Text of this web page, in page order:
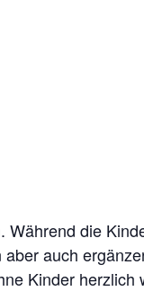
Während die
auch
Kinder herzlich